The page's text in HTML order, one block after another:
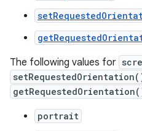
The following values for
portrait